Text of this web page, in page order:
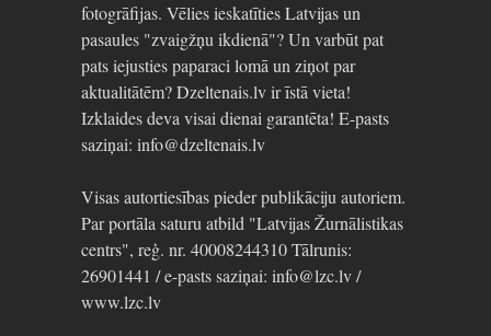
fotogrāfijas. Vēlies ieskatīties Latvijas un
pasaules "zvaigžņu ikdienā"? Un varbūt pat
pats iejusties paparaci lomā un ziņot par
aktualitātēm? Dzeltenais.lv ir īstā vieta!
Izklaides deva visai dienai garantēta! E-pasts
saziņai: info@dzeltenais.lv
Visas autortiesības pieder publikāciju autoriem.
Par portāla saturu atbild "Latvijas Žurnālistikas
centrs", reģ. nr. 40008244310 Tālrunis:
26901441 / e-pasts saziņai: info@lzc.lv /
www.lzc.lv